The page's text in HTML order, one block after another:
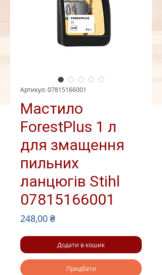
Артикул: 07815166001
Мастило
ForestPlus 1 л
для змащення
пильних
ланцюгів Stihl
07815166001
248,00 ₴Ціна
Додати в кошик
Придбати